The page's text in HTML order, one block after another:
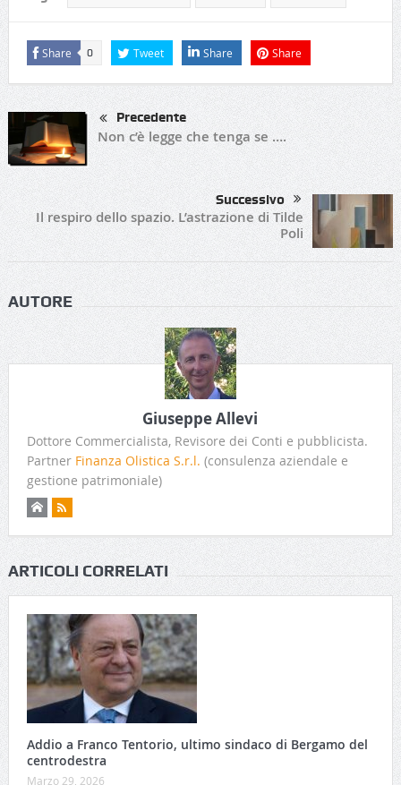
Share 0 Tweet Share Share
Precedente
Non c’è legge che tenga se ….
Successivo
Il respiro dello spazio. L’astrazione di Tilde
Poli
AUTORE
Giuseppe Allevi
Dottore Commercialista, Revisore dei Conti e pubblicista.
Partner Finanza Olistica S.r.l. (consulenza aziendale e
gestione patrimoniale)
ARTICOLI CORRELATI
Addio a Franco Tentorio, ultimo sindaco di Bergamo del
centrodestra
Marzo 29, 2026